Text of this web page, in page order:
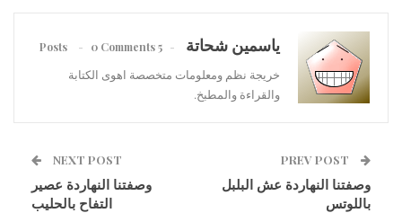
ياسمين شحاتة 5 Posts
0 Comments
خريجة نظم ومعلومات متخصصة اهوى الكتابة
والقراءة والمطبخ.
وصفتنا النهاردة عش البلبل
باللوتس
NEXT POST
وصفتنا النهاردة عصير
التفاح بالحليب